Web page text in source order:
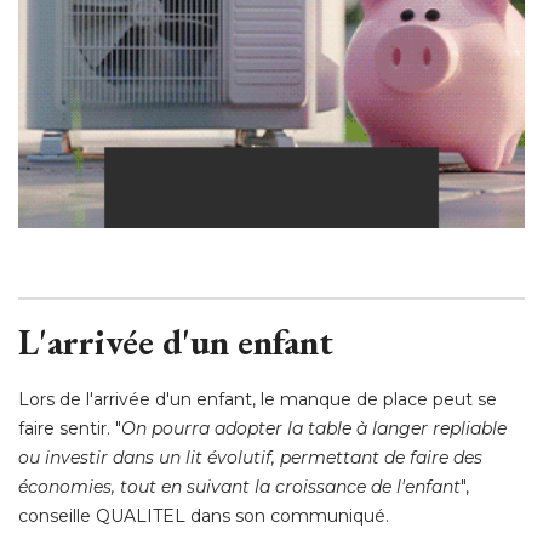
L'arrivée d'un enfant
Lors de l'arrivée d'un enfant, le manque de place peut se
faire sentir. "On pourra adopter la table à langer repliable
ou investir dans un lit évolutif, permettant de faire des
économies, tout en suivant la croissance de l'enfant",
conseille QUALITEL dans son communiqué.